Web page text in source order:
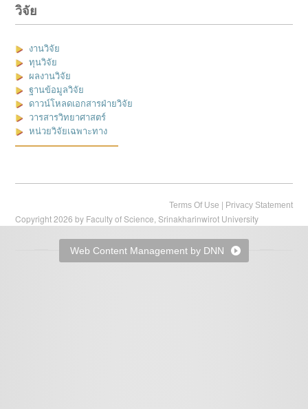
วิจัย
งานวิจัย
ทุนวิจัย
ผลงานวิจัย
ฐานข้อมูลวิจัย
ดาวน์โหลดเอกสารฝ่ายวิจัย
วารสารวิทยาศาสตร์
หน่วยวิจัยเฉพาะทาง
Terms Of Use | Privacy Statement
Copyright 2026 by Faculty of Science, Srinakharinwirot University
Web Content Management by DNN